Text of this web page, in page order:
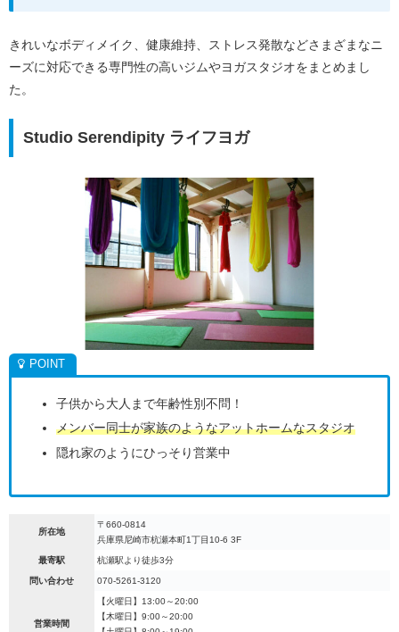
きれいなボディメイク、健康維持、ストレス発散などさまざまなニ
ーズに対応できる専門性の高いジムやヨガスタジオをまとめまし
た。
Studio Serendipity ライフヨガ
子供から大人まで年齢性別不問！
メンバー同士が家族のようなアットホームなスタジオ
隠れ家のようにひっそり営業中
所在地
〒660-0814
兵庫県尼崎市杭瀬本町1丁目10-6 3F
最寄駅 杭瀬駅より徒歩3分
問い合わせ 070-5261-3120
営業時間
【火曜日】13:00～20:00
【木曜日】9:00～20:00